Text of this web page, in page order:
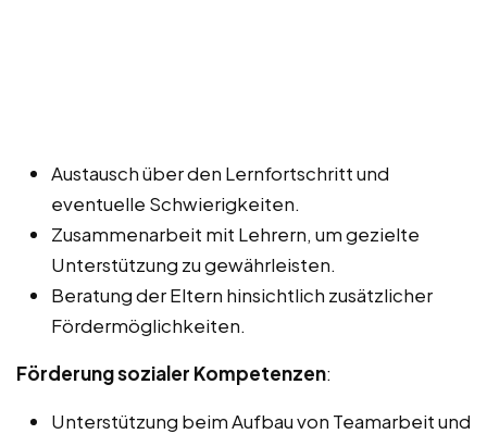
Austausch über den Lernfortschritt und
eventuelle Schwierigkeiten.
Zusammenarbeit mit Lehrern, um gezielte
Unterstützung zu gewährleisten.
Beratung der Eltern hinsichtlich zusätzlicher
Fördermöglichkeiten.
Förderung sozialer Kompetenzen:
Unterstützung beim Aufbau von Teamarbeit und